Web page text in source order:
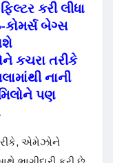
કરી લીધા
કોમર્સ બેગ્સ
કચરા તરીકે
નાની
પણ
એમેઝોને